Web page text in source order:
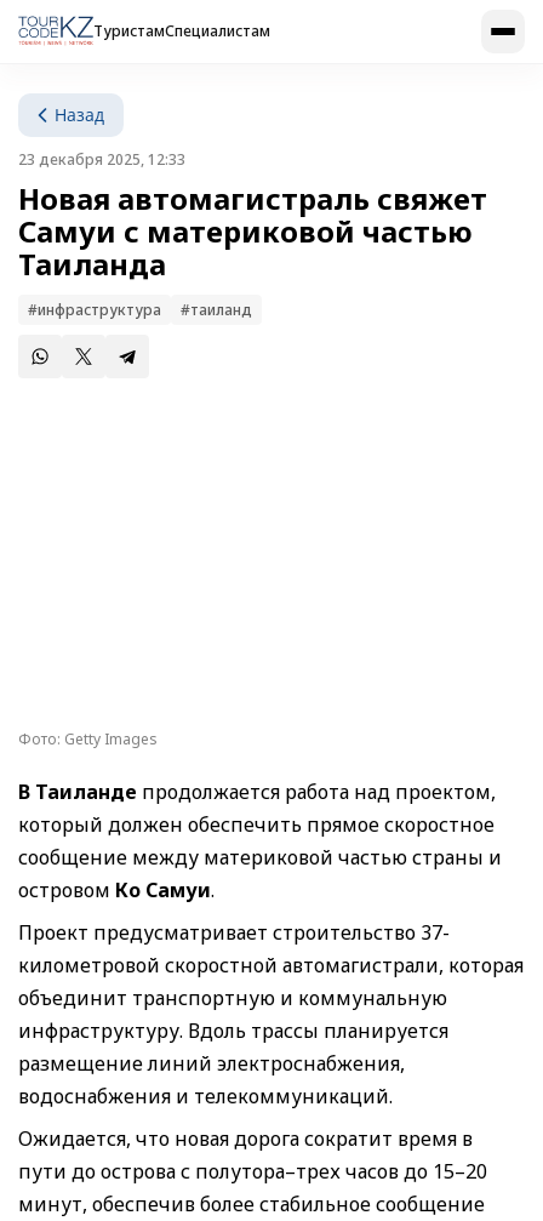
ТуристамСпециалистам
Назад
23 декабря 2025, 12:33
Новая автомагистраль свяжет
Самуи с материковой частью
Таиланда
#инфраструктура #таиланд
Фото: Getty Images
В Таиланде продолжается работа над проектом,
который должен обеспечить прямое скоростное
сообщение между материковой частью страны и
островом Ко Самуи.
Проект предусматривает строительство 37-
километровой скоростной автомагистрали, которая
объединит транспортную и коммунальную
инфраструктуру. Вдоль трассы планируется
размещение линий электроснабжения,
водоснабжения и телекоммуникаций.
Ожидается, что новая дорога сократит время в
пути до острова с полутора–трех часов до 15–20
минут, обеспечив более стабильное сообщение